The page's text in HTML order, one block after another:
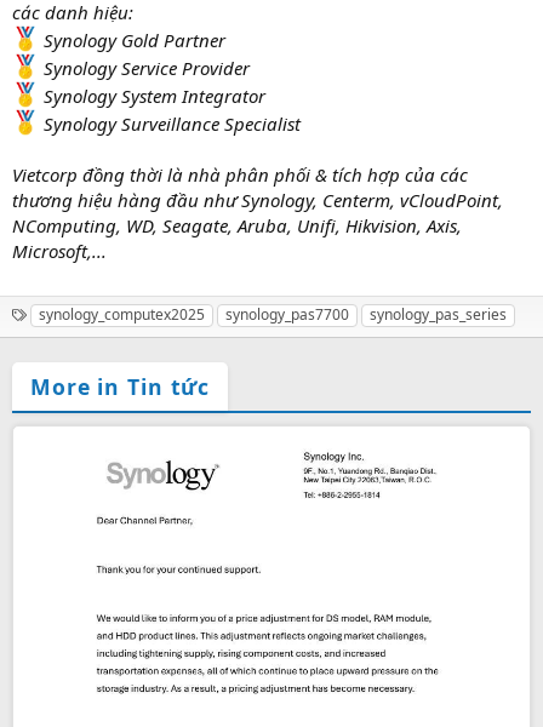
các danh hiệu:
Synology Gold Partner
Synology Service Provider
Synology System Integrator
Synology Surveillance Specialist
Vietcorp đồng thời là nhà phân phối & tích hợp của các
thương hiệu hàng đầu như Synology, Centerm, vCloudPoint,
NComputing, WD, Seagate, Aruba, Unifi, Hikvision, Axis,
Microsoft,...
T
a
synology_computex2025 synology_pas7700 synology_pas_series
More in Tin tức